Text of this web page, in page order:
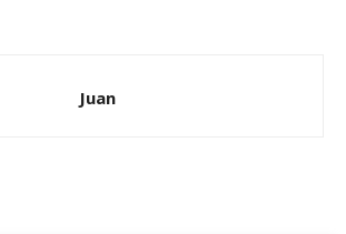
Juan